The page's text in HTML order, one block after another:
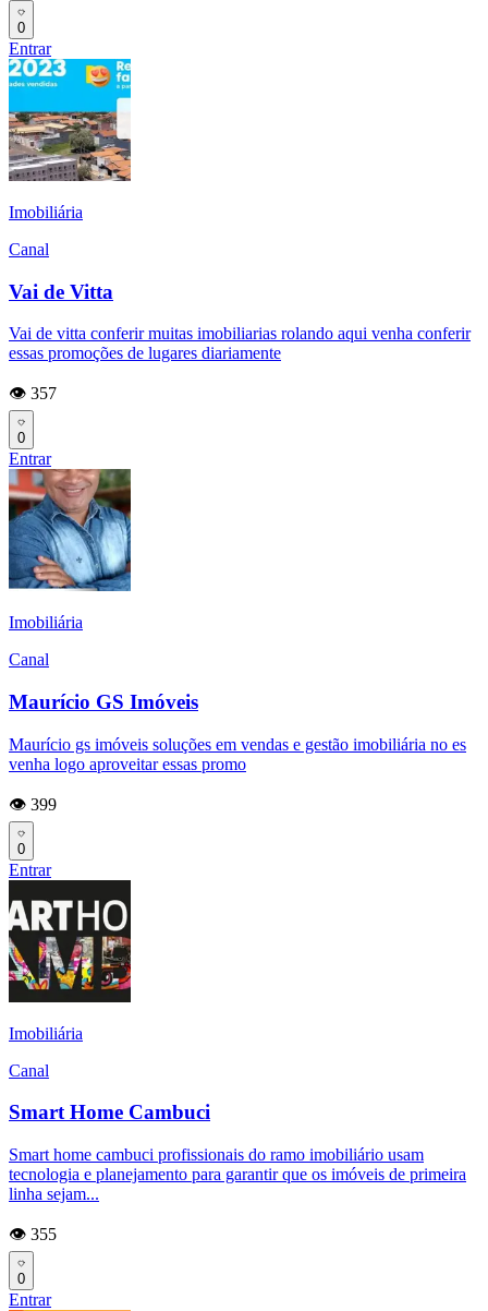
0
Entrar
Imobiliária
Canal
Vai de Vitta
Vai de vitta conferir muitas imobiliarias rolando aqui venha conferir
essas promoções de lugares diariamente
👁️ 357
0
Entrar
Imobiliária
Canal
Maurício GS Imóveis
Maurício gs imóveis soluções em vendas e gestão imobiliária no es
venha logo aproveitar essas promo
👁️ 399
0
Entrar
Imobiliária
Canal
Smart Home Cambuci
Smart home cambuci profissionais do ramo imobiliário usam
tecnologia e planejamento para garantir que os imóveis de primeira
linha sejam...
👁️ 355
0
Entrar